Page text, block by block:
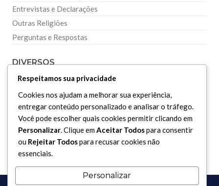
Entrevistas e Declarações
Outras Religiões
Perguntas e Respostas
DIVERSOS
Curiosidades
Dicionário Islâmico
Downloads
Respeitamos sua privacidade
Cookies nos ajudam a melhorar sua experiência,
entregar conteúdo personalizado e analisar o tráfego.
Você pode escolher quais cookies permitir clicando em
Personalizar. Clique emAceitar Todospara consentir
ou Rejeitar Todospara recusar cookies não
essenciais.
Personalizar